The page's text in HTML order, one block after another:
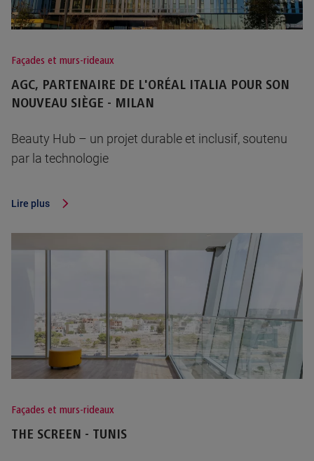
Façades et murs-rideaux
AGC, PARTENAIRE DE L'ORÉAL ITALIA POUR SON
NOUVEAU SIÈGE - MILAN
Beauty Hub – un projet durable et inclusif, soutenu
par la technologie
Lire plus
Façades et murs-rideaux
THE SCREEN - TUNIS